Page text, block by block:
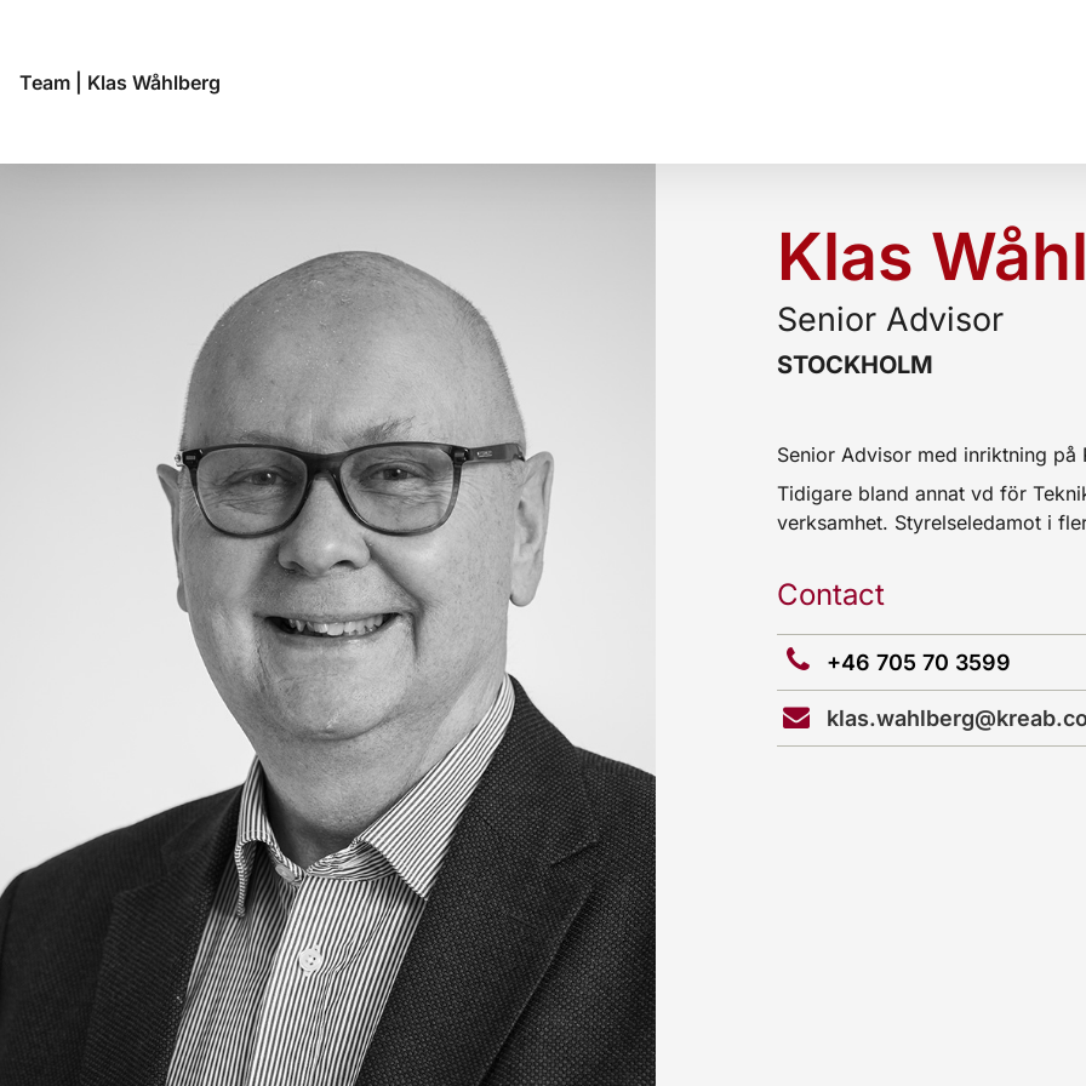
Team Klas Wåhlberg
Klas
Senior Advisor
STOCKHOLM
Senior Advisor med inriktning på
Tidigare bland annat vd för
verksamhet. Styrelseledamot i
Contact
+46 705 70 3599